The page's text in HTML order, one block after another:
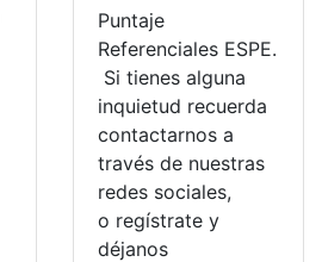
Puntaje
Referenciales ESPE.
Si tienes alguna
inquietud recuerda
contactarnos a
través de nuestras
redes sociales,
o regístrate y
déjanos